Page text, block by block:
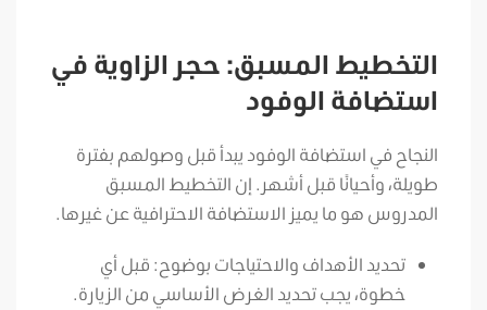
التخطيط المسبق: حجر الزاوية في
استضافة الوفود
النجاح في استضافة الوفود يبدأ قبل وصولهم بفترة
طويلة، وأحيانًا قبل أشهر. إن التخطيط المسبق
المدروس هو ما يميز الاستضافة الاحترافية عن غيرها.
تحديد الأهداف والاحتياجات بوضوح: قبل أي
خطوة، يجب تحديد الغرض الأساسي من الزيارة.